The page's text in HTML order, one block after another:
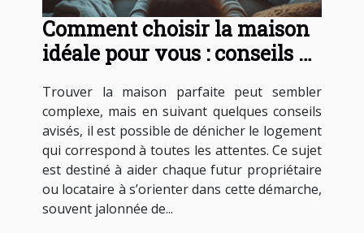
Comment choisir la maison
idéale pour vous : conseils et
Trouver la maison parfaite peut sembler
complexe, mais en suivant quelques conseils
avisés, il est possible de dénicher le logement
qui correspond à toutes les attentes. Ce sujet
est destiné à aider chaque futur propriétaire
ou locataire à s’orienter dans cette démarche,
souvent jalonnée de...